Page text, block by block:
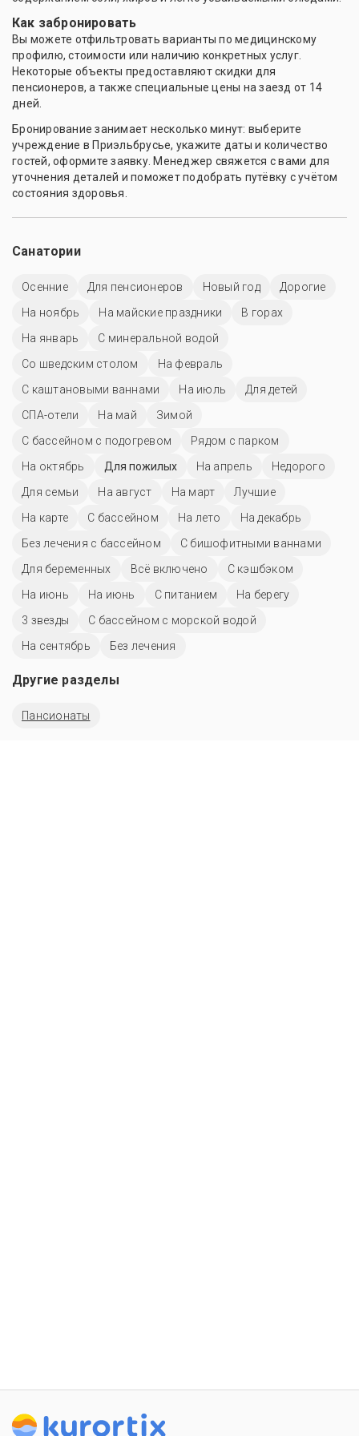
Как забронировать
Вы можете отфильтровать варианты по медицинскому
профилю, стоимости или наличию конкретных услуг.
Некоторые объекты предоставляют скидки для
пенсионеров, а также специальные цены на заезд от 14
дней.
Бронирование занимает несколько минут: выберите
учреждение в Приэльбрусье, укажите даты и количество
гостей, оформите заявку. Менеджер свяжется с вами для
уточнения деталей и поможет подобрать путёвку с учётом
состояния здоровья.
Санатории
Осенние Для пенсионеров Новый год
Дорогие
На ноябрь
На майские праздники
В горах
На январь
С минеральной водой
Со шведским столом
На февраль
С каштановыми ваннами
На июль
Для детей
СПА-отели
На май
Зимой
С бассейном с подогревом
Рядом с парком
На октябрь
Для пожилых На апрель
Недорого
Для семьи
На август На март
Лучшие
На карте
C бассейном На лето
На декабрь
Без лечения с бассейном
С бишофитными ваннами
Для беременных
Всё включено
С кэшбэком
На июнь
На июнь С питанием
На берегу
3 звезды
С бассейном с морской водой
На сентябрь
Без лечения
Другие разделы
Пансионаты